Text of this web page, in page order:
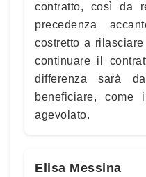
contratto, così da
precedenza
costretto a
continuare il
differenza sarà
beneficiare, come
agevolato.
Elisa Messina